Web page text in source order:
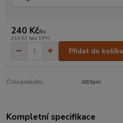
240 Kč/ks
214 Kč bez DPH
Přidat do košíku
Číslo produktu: AB3pm
Kompletní specifikace